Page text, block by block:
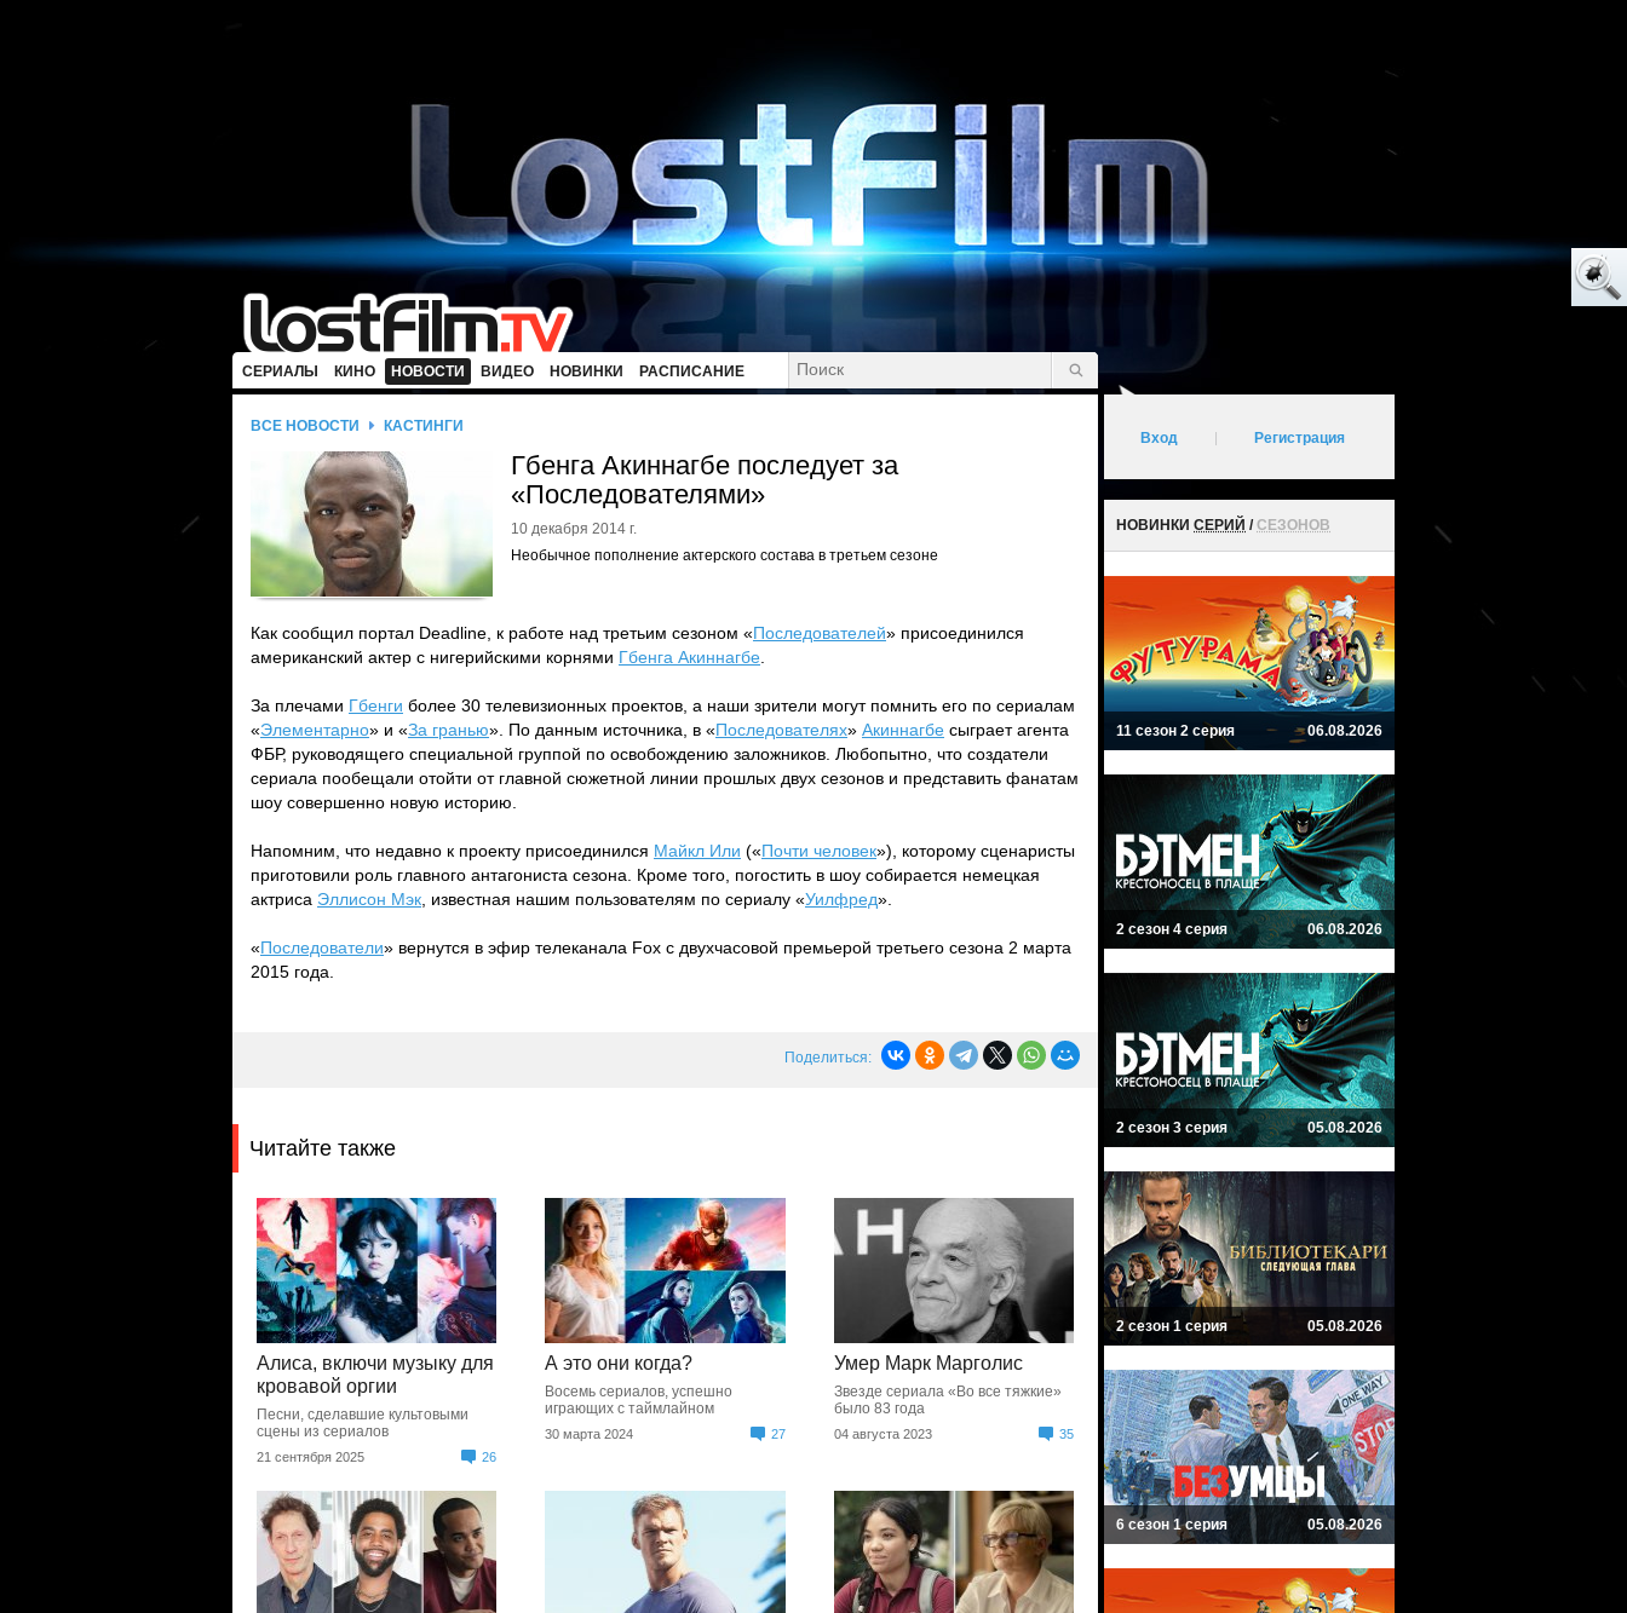
СЕРИАЛЫ КИНО НОВОСТИ ВИДЕО НОВИНКИ РАСПИСАНИЕ
ВСЕ НОВОСТИ КАСТИНГИ
Гбенга Акиннагбе последует за
«Последователями»
10 декабря 2014 г.
Необычное пополнение актерского состава в третьем сезоне
Как сообщил портал Deadline, к работе над третьим сезоном «Последователей» присоединился
американский актер с нигерийскими корнями Гбенга Акиннагбе
За плечами Гбенги более 30 телевизионных проектов, а наши зрители могут помнить его по сериалам
«Элементарно» и «За гранью». По данным источника, в «Последователях» Акиннагбе сыграет агента
ФБР, руководящего специальной группой по освобождению заложников. Любопытно, что создатели
сериала пообещали отойти от главной сюжетной линии прошлых двух сезонов и представить фанатам
шоу совершенно новую историю.
Напомним, что недавно к проекту присоединился Майкл Или («Почти человек»), которому сценаристы
приготовили роль главного антагониста сезона. Кроме того, погостить в шоу собирается немецкая
актриса Эллисон Мэк , известная нашим пользователям по сериалу «Уилфред».
«Последователи» вернутся в эфир телеканала Fox с двухчасовой премьерой третьего сезона 2 марта
2015 года.
Поделиться:
Читайте также
Алиса, включи музыку для
кровавой оргии
Песни, сделавшие культовыми
сцены из сериалов
21 сентября 2025 26
А это они когда?
Восемь сериалов, успешно
играющих с таймлайном
30 марта 2024 27
Умер Марк Марголис
Звезде сериала «Во все тяжкие»
было 83 года
04 августа 2023 35
Вход Регистрация
НОВИНКИ СЕРИЙ /СЕЗОНОВ
11 сезон 2 серия 06.08.2026
2 сезон 4 серия 06.08.2026
2 сезон 3 серия 05.08.2026
2 сезон 1 серия 05.08.2026
6 сезон 1 серия 05.08.2026